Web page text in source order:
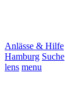
Anlässe & Hilfe
Hamburg Suche
lens menu